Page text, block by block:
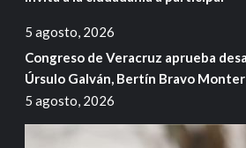
5 agosto, 2026
Congreso de Veracruz aprueba
Úrsulo Galván, Bertín Bravo
5 agosto, 2026